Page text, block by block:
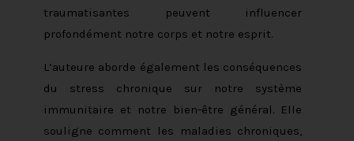
traumatisantes peuvent influencer
profondément notre corps et notre esprit.
L’auteure aborde également les conséquences
du stress chronique sur notre système
immunitaire et notre bien-être général. Elle
souligne comment les maladies chroniques,